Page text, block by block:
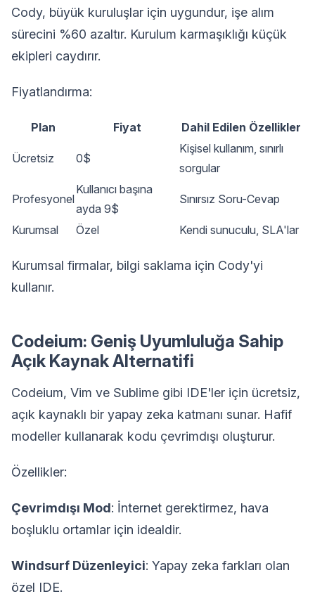
Cody, büyük kuruluşlar için uygundur, işe alım
sürecini %60 azaltır. Kurulum karmaşıklığı küçük
ekipleri caydırır.
Fiyatlandırma:
Plan Fiyat Dahil Edilen Özellikler
Ücretsiz 0$
Kişisel kullanım, sınırlı
sorgular
Profesyonel
Kullanıcı başına
ayda 9$
Sınırsız Soru-Cevap
Kurumsal Özel Kendi sunuculu, SLA'lar
Kurumsal firmalar, bilgi saklama için Cody'yi
kullanır.
Codeium: Geniş Uyumluluğa Sahip
Açık Kaynak Alternatifi
Codeium, Vim ve Sublime gibi IDE'ler için ücretsiz,
açık kaynaklı bir yapay zeka katmanı sunar. Hafif
modeller kullanarak kodu çevrimdışı oluşturur.
Özellikler:
Çevrimdışı Mod: İnternet gerektirmez, hava
boşluklu ortamlar için idealdir.
Windsurf Düzenleyici: Yapay zeka farkları olan
özel IDE.